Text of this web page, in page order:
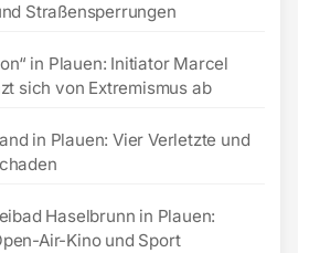
Straßensperrungen
in Plauen: Initiator Marcel
sich von Extremismus ab
in Plauen: Vier Verletzte und
Haselbrunn in Plauen:
Air-Kino und Sport